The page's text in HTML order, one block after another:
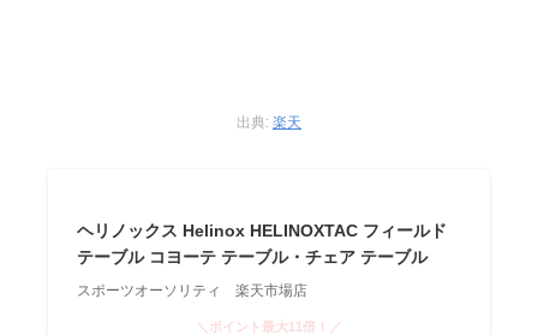
出典: 楽天
ヘリノックス Helinox HELINOXTAC フィールド
テーブル コヨーテ テーブル・チェア テーブル
スポーツオーソリティ 楽天市場店
＼ポイント最大11倍！／